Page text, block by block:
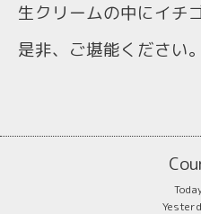
生クリームの中にイチ
是非、ご堪能ください。